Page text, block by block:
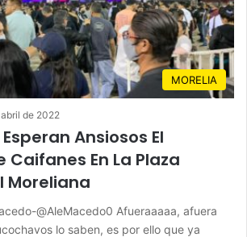
MORELIA
de 2022
Ansiosos El
Caifanes En La Plaza
Moreliana
@AleMacedo0 Afueraaaaa, afuera
lo saben, es por ello que ya